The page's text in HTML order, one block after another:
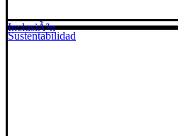
Sustentabilidad
InclusiÃ³n